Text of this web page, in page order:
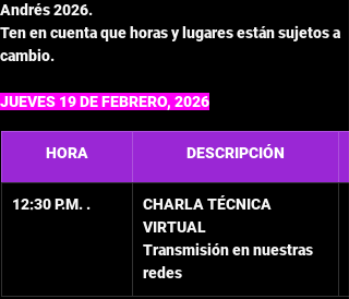
Andrés 2026.
Ten en cuenta que horas y lugares están sujetos a
cambio.
JUEVES 19 DE FEBRERO, 2026
HORA DESCRIPCIÓN
12:30 P.M. .
CHARLA TÉCNICA
VIRTUAL
Transmisión en nuestras
redes